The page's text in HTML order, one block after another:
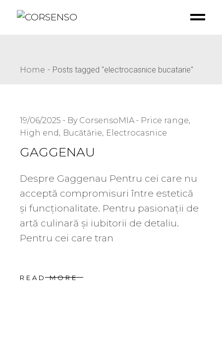
Home Posts tagged "electrocasnice bucatarie"
19/06/2025 By CorsensoMIA
Price range
High end
Bucătărie Electrocasnice
GAGGENAU
Despre Gaggenau Pentru cei care nu
acceptă compromisuri între estetică
și funcționalitate. Pentru pasionații de
artă culinară și iubitorii de detaliu.
Pentru cei care tran
READ MORE